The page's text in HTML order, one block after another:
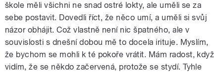
škole měli všichni ne snad ostré lokty, ale uměli se za
sebe postavit. Dovedli říct, že něco umí, a uměli si svůj
názor obhájit. Což vlastně není nic špatného, ale v
souvislosti s dnešní dobou mě to docela irituje. Myslím,
že bychom se mohli k té pokoře vrátit. Mám radost, když
vidím, že se někdo začervená, protože se stydí. Tyhle